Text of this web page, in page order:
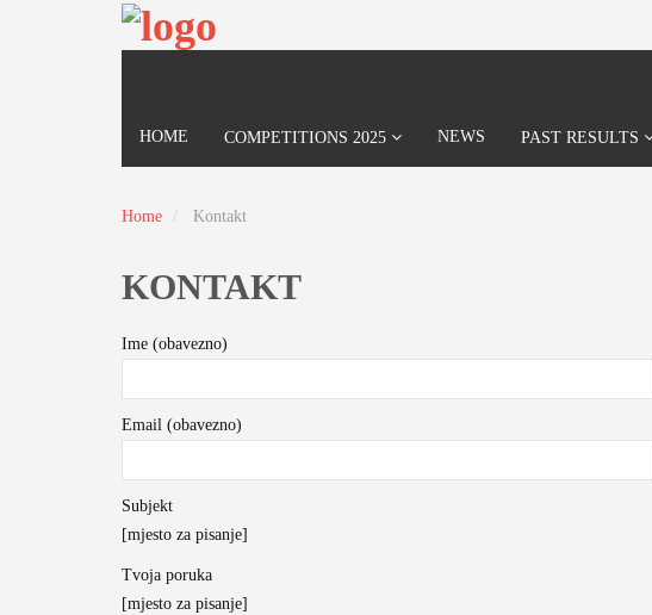
HOME COMPETITIONS 2025 NEWS PAST RESULTS
Home Kontakt
KONTAKT
Ime (obavezno)
Email (obavezno)
Subjekt
[mjesto za pisanje]
Tvoja poruka
[mjesto za pisanje]